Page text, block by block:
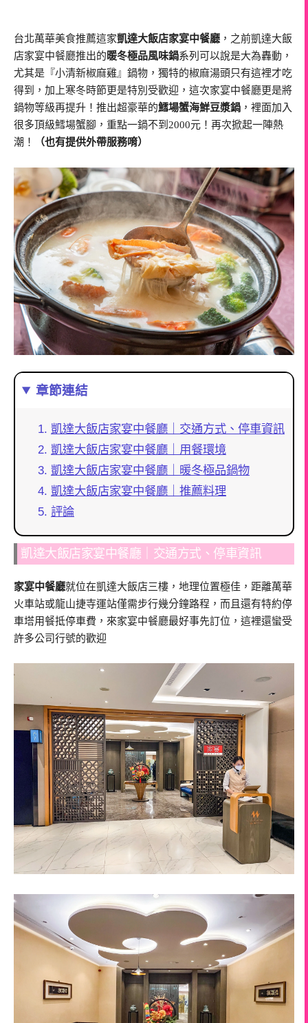
台北萬華美食推薦這家凱達大飯店家宴中餐廳 ，之前凱達大飯
店家宴中餐廳推出的暖冬極品風味鍋系列可以說是大為轟動，
尤其是『小清新椒麻雞』鍋物，獨特的椒麻湯頭只有這裡才吃
得到，加上寒冬時節更是特別受歡迎，這次家宴中餐廳更是將
鍋物等級再提升！推出超豪華的鱈場蟹海鮮豆漿鍋 ，裡面加入
很多頂級鱈場蟹腳，重點一鍋不到2000元！再次掀起一陣熱
潮！
（也有提供外帶服務唷）
章節連結
凱達大飯店家宴中餐廳｜交通方式、停車資訊
凱達大飯店家宴中餐廳｜用餐環境
凱達大飯店家宴中餐廳｜暖冬極品鍋物
凱達大飯店家宴中餐廳｜推薦料理
評論
凱達大飯店家宴中餐廳｜交通方式、停車資訊
家宴中餐廳就位在凱達大飯店三樓，地理位置極佳，距離萬華
火車站或龍山捷寺運站僅需步行幾分鐘路程，而且還有特約停
車塔用餐抵停車費，來家宴中餐廳最好事先訂位，這裡還蠻受
許多公司行號的歡迎